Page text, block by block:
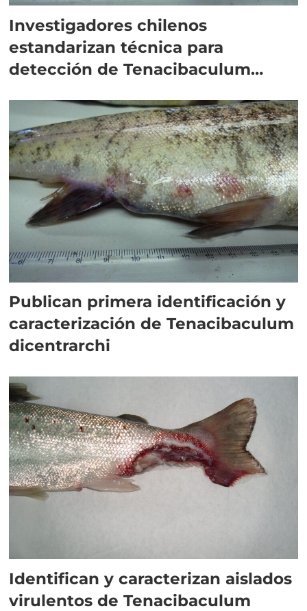
Investigadores chilenos
estandarizan técnica para
detección de Tenacibaculum
Publican primera identificación y
caracterización de Tenacibaculum
dicentrarchi
Identifican y caracterizan aislados
virulentos de Tenacibaculum